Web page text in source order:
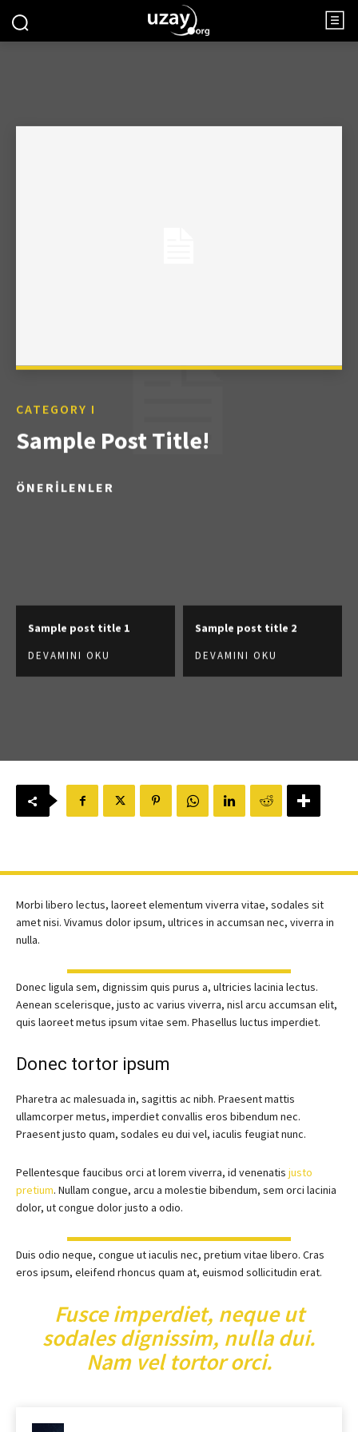
CATEGORY I
Sample Post Title!
ÖNERİLENLER
Sample post title 1
DEVAMINI OKU
Sample post title 2
DEVAMINI OKU
Morbi libero lectus, laoreet elementum viverra vitae, sodales sit
amet nisi. Vivamus dolor ipsum, ultrices in accumsan nec, viverra in
nulla.
Donec ligula sem, dignissim quis purus a, ultricies lacinia lectus.
Aenean scelerisque, justo ac varius viverra, nisl arcu accumsan elit,
quis laoreet metus ipsum vitae sem. Phasellus luctus imperdiet.
Donec tortor ipsum
Pharetra ac malesuada in, sagittis ac nibh. Praesent mattis
ullamcorper metus, imperdiet convallis eros bibendum nec.
Praesent justo quam, sodales eu dui vel, iaculis feugiat nunc.
Pellentesque faucibus orci at lorem viverra, id venenatis justo
pretium. Nullam congue, arcu a molestie bibendum, sem orci lacinia
dolor, ut congue dolor justo a odio.
Duis odio neque, congue ut iaculis nec, pretium vitae libero. Cras
eros ipsum, eleifend rhoncus quam at, euismod sollicitudin erat.
Fusce imperdiet, neque ut
sodales dignissim, nulla dui.
Nam vel tortor orci.